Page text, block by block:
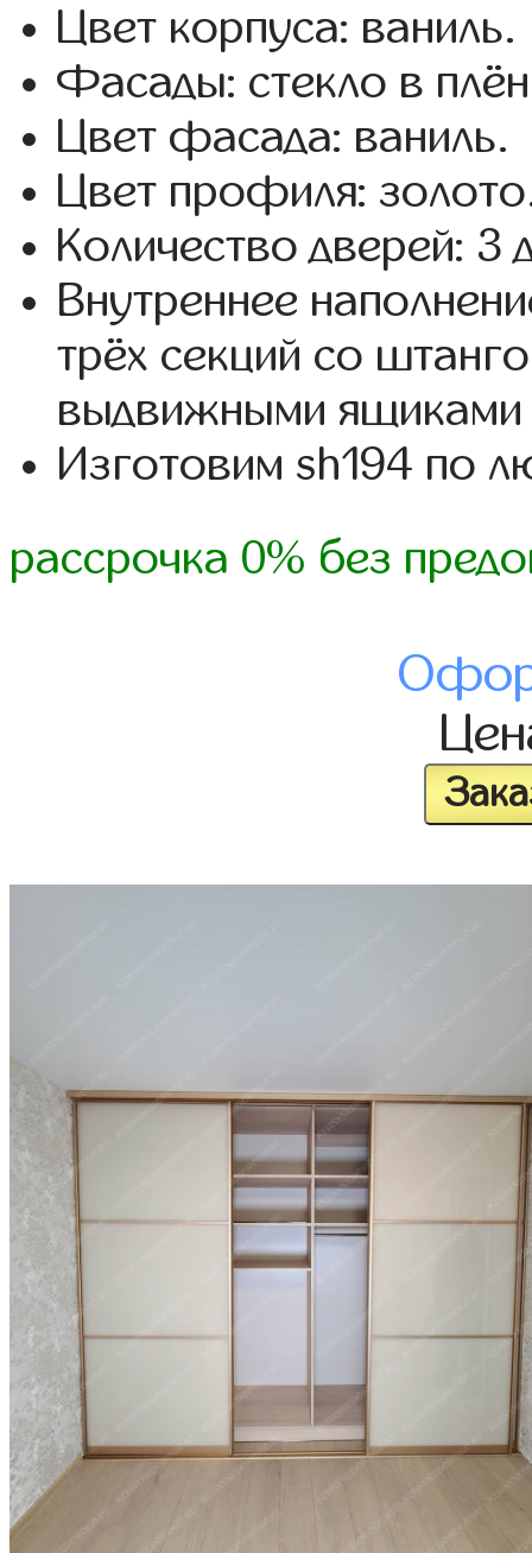
Цвет корпуса: ваниль.
Фасады: стекло в
Цвет фасада: ваниль.
Цвет профиля:
Количество дверей: 3
Внутреннее
трёх секций со
выдвижными ящиками
Изготовим sh194 по
рассрочка 0% без